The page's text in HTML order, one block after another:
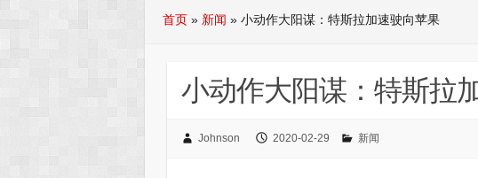
首页 » 新闻 » 小动作大阳谋：特斯拉加速驶向苹果
小动作大阳谋：特斯拉
Johnson 2020-02-29 新闻